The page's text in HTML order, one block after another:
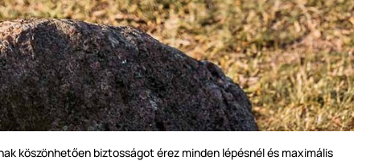
köszönhetően biztosságot érez minden lépésnél és maximális